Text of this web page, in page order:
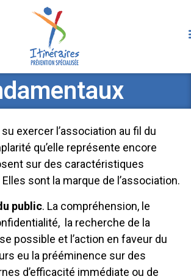
su exercer l’association au fil du
qu’elle représente encore
sur des caractéristiques
sont la marque de l’association.
public. La compréhension, le
la recherche de la
possible et l’action en faveur du
eu la prééminence sur des
d’efficacité immédiate ou de